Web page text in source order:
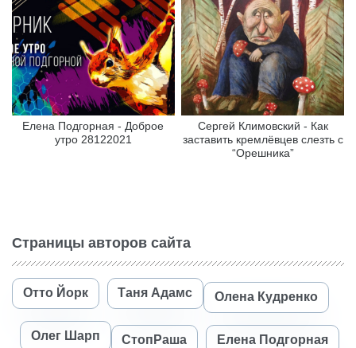
Елена Подгорная - Доброе
утро 28122021
Сергей Климовский - Как
заставить кремлёвцев слезть с
“Орешника”
Страницы авторов сайта
Отто Йорк Таня Адамс Олена Кудренко
Олег Шарп СтопРаша Елена Подгорная